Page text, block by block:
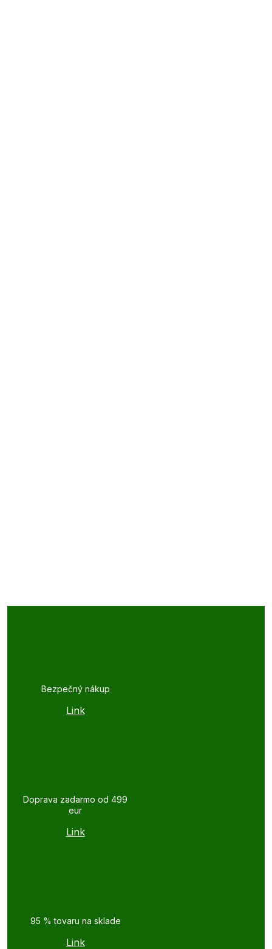
Bezpečný nákup
Link
Doprava zadarmo od 499
eur
Link
95 % tovaru na sklade
Link